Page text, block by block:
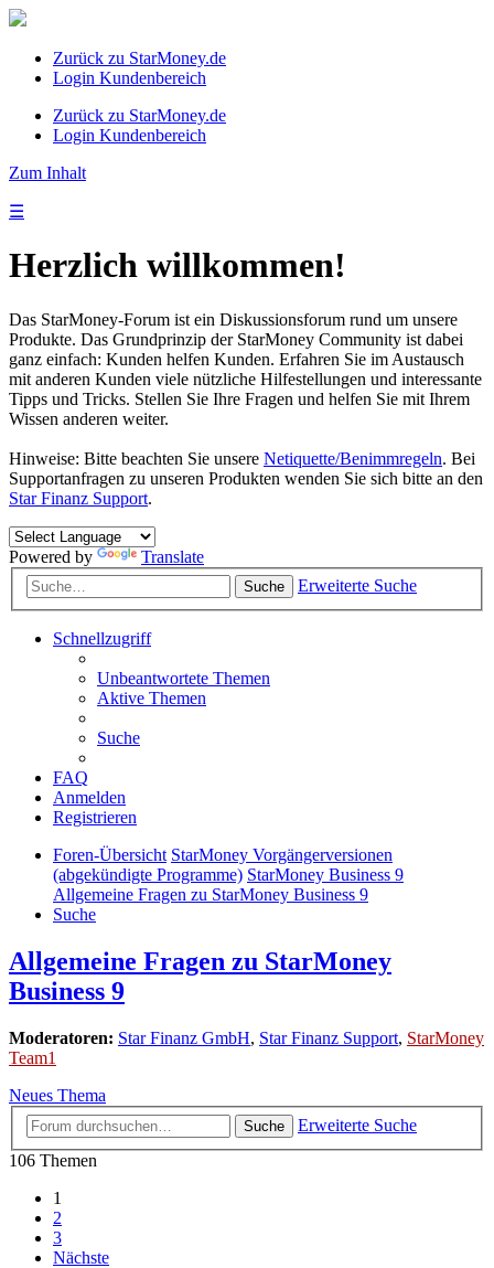
Zurück zu StarMoney.de
Login Kundenbereich
Zurück zu StarMoney.de
Login Kundenbereich
Zum Inhalt
☰
Herzlich willkommen!
Das StarMoney-Forum ist ein Diskussionsforum rund um unsere
Produkte. Das Grundprinzip der StarMoney Community ist dabei
ganz einfach: Kunden helfen Kunden. Erfahren Sie im Austausch
mit anderen Kunden viele nützliche Hilfestellungen und interessante
Tipps und Tricks. Stellen Sie Ihre Fragen und helfen Sie mit Ihrem
Wissen anderen weiter.
Hinweise: Bitte beachten Sie unsere Netiquette/Benimmregeln. Bei
Supportanfragen zu unseren Produkten wenden Sie sich bitte an den
Star Finanz Support.
Powered by Translate
Suche Erweiterte Suche
Schnellzugriff
Unbeantwortete Themen
Aktive Themen
Suche
FAQ
Anmelden
Registrieren
Foren-Übersicht StarMoney Vorgängerversionen
(abgekündigte Programme) StarMoney Business 9
Allgemeine Fragen zu StarMoney Business 9
Suche
Allgemeine Fragen zu StarMoney
Business 9
Moderatoren: Star Finanz GmbH, Star Finanz Support, StarMoney
Team1
Neues Thema
Suche
Erweiterte Suche
106 Themen
1
2
3
Nächste